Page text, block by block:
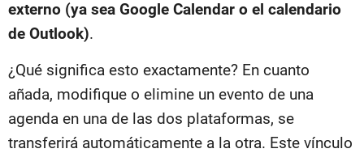
externo (ya sea Google Calendar o el calendario
de Outlook).
¿Qué significa esto exactamente? En cuanto
añada, modifique o elimine un evento de una
agenda en una de las dos plataformas, se
transferirá automáticamente a la otra. Este vínculo